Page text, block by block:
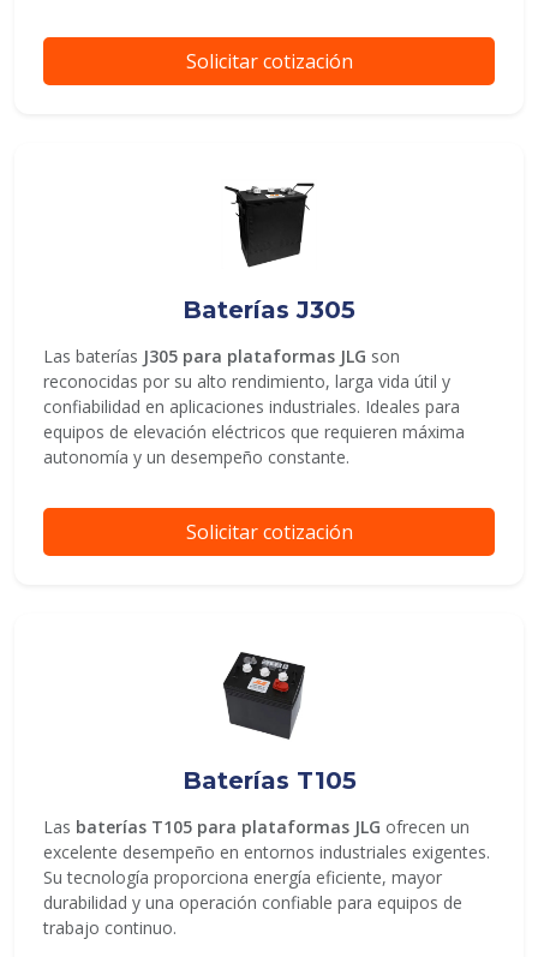
Solicitar cotización
Baterías J305
Las baterías J305 para plataformas JLG son
reconocidas por su alto rendimiento, larga vida útil y
confiabilidad en aplicaciones industriales. Ideales para
equipos de elevación eléctricos que requieren máxima
autonomía y un desempeño constante.
Solicitar cotización
Baterías T105
Las baterías T105 para plataformas JLG ofrecen un
excelente desempeño en entornos industriales exigentes.
Su tecnología proporciona energía eficiente, mayor
durabilidad y una operación confiable para equipos de
trabajo continuo.